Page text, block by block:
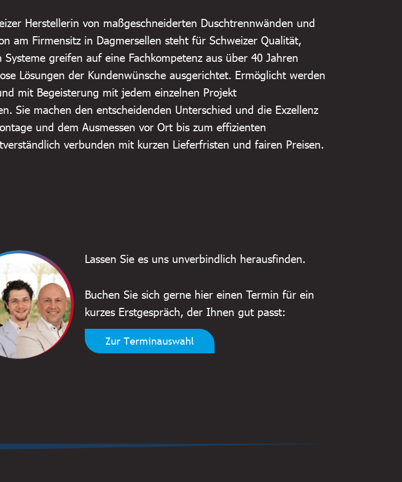
Herstellerin von maßgeschneiderten Duschtrennwänden und
am Firmensitz in Dagmersellen steht für Schweizer Qualität,
greifen auf eine Fachkompetenz aus über 40 Jahren
Lösungen der Kundenwünsche ausgerichtet. Ermöglicht werden
mit Begeisterung mit jedem einzelnen Projekt
Sie machen den entscheidenden Unterschied und die Exzellenz
und dem Ausmessen vor Ort bis zum effizienten
verbunden mit kurzen Lieferfristen und fairen Preisen.
Lassen Sie es uns unverbindlich herausfinden.
Buchen Sie sich gerne hier einen Termin für ein
kurzes Erstgespräch, der Ihnen gut passt:
Zur Terminauswahl